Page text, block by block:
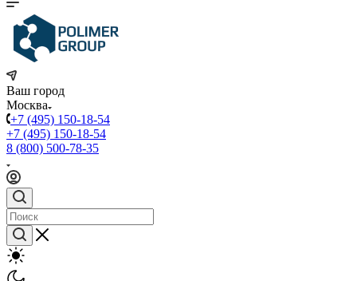
Ваш город
Москва
+7 (495) 150-18-54
+7 (495) 150-18-54
8 (800) 500-78-35